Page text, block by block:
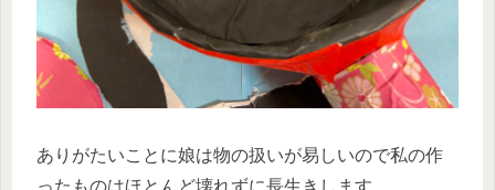
ありがたいことに娘は物の扱いが易しいので私の作